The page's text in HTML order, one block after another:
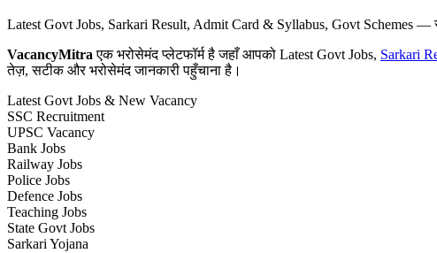
Latest Govt Jobs, Sarkari Result, Admit Card & Syllabus, Govt Schemes
VacancyMitra एक भरोसेमंद प्लेटफॉर्म है जहाँ आपको Latest Govt Jobs, Sarkari
तेज़, सटीक और भरोसेमंद जानकारी पहुँचाना है।
Latest Govt Jobs & New Vacancy
SSC Recruitment
UPSC Vacancy
Bank Jobs
Railway Jobs
Police Jobs
Defence Jobs
Teaching Jobs
State Govt Jobs
Sarkari Yojana